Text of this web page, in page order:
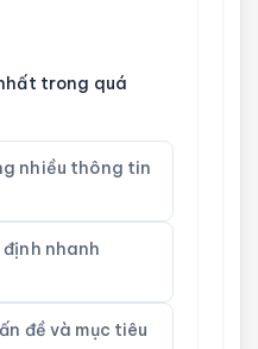
trong quá
nhiều thông tin
nhanh
đề và mục tiêu